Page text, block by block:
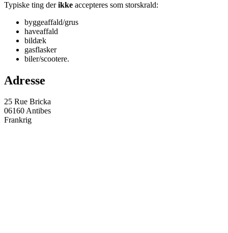
Typiske ting derikke accepteres som storskrald:
byggeaffald/grus
haveaffald
bildæk
gasflasker
biler/scootere.
Adresse
25 Rue Bricka
06160 Antibes
Frankrig